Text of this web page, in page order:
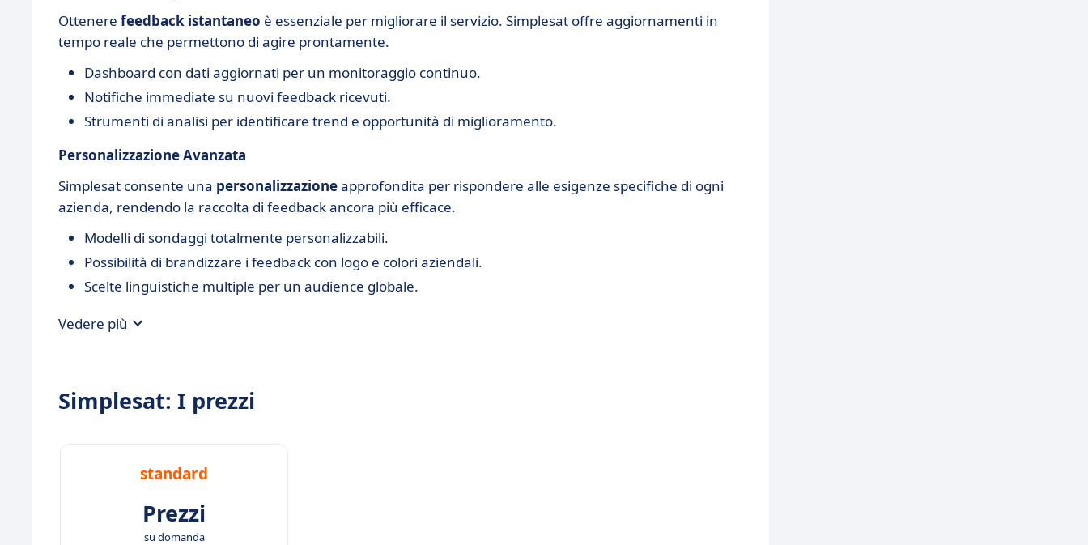
Ottenere feedback istantaneo è essenziale per migliorare il servizio. Simplesat offre aggiornamenti in
tempo reale che permettono di agire prontamente.
Dashboard con dati aggiornati per un monitoraggio continuo.
Notifiche immediate su nuovi feedback ricevuti.
Strumenti di analisi per identificare trend e opportunità di miglioramento.
Personalizzazione Avanzata
Simplesat consente una personalizzazioneapprofondita per rispondere alle esigenze specifiche di ogni
azienda, rendendo la raccolta di feedback ancora più efficace.
Modelli di sondaggi totalmente personalizzabili.
Possibilità di brandizzare i feedback con logo e colori aziendali.
Scelte linguistiche multiple per un audience globale.
Vedere più
Simplesat: I prezzi
standard
Prezzi
su domanda